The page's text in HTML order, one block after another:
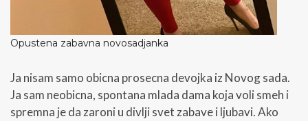
Opustena zabavna novosadjanka
Ja nisam samo obicna prosecna devojka iz Novog sada.
Ja sam neobicna, spontana mlada dama koja voli smeh i
spremna je da zaroni u divlji svet zabave i ljubavi. Ako